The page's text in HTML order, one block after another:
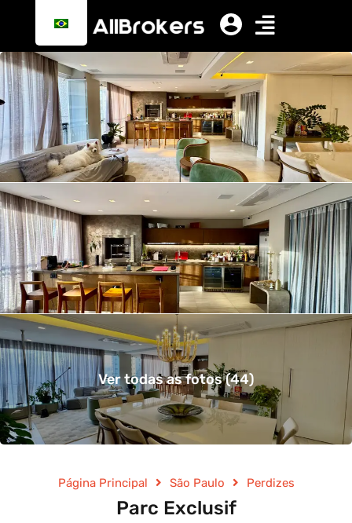
Ver todas as fotos (44)
Página Principal São Paulo Perdizes
Parc Exclusif